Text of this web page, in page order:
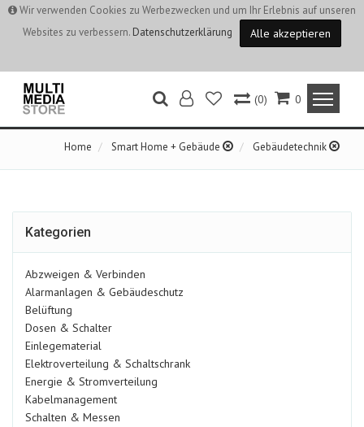
Wir verwenden Cookies zu Werbezwecken und um Ihr Erlebnis auf unseren
Websites zu verbessern. Datenschutzerklärung Alle akzeptieren
0
(0)
Home Smart Home + Gebäude Gebäudetechnik
Kategorien
Abzweigen & Verbinden
Alarmanlagen & Gebäudeschutz
Belüftung
Dosen & Schalter
Einlegematerial
Elektroverteilung & Schaltschrank
Energie & Stromverteilung
Kabelmanagement
Schalten & Messen